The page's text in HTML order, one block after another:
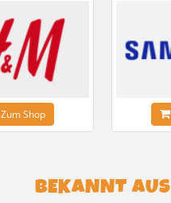
Zum Shop
BEKANNT AUS